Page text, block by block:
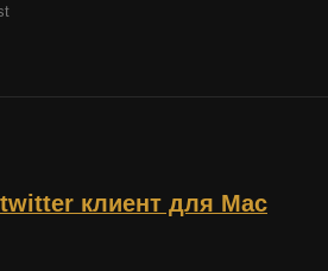
клиент для Mac